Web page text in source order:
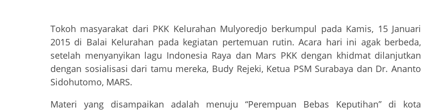
Tokoh masyarakat dari PKK Kelurahan Mulyoredjo berkumpul pada Kamis, 15 Januari
2015 di Balai Kelurahan pada kegiatan pertemuan rutin. Acara hari ini agak berbeda,
setelah menyanyikan lagu Indonesia Raya dan Mars PKK dengan khidmat dilanjutkan
dengan sosialisasi dari tamu mereka, Budy Rejeki, Ketua PSM Surabaya dan Dr. Ananto
Sidohutomo, MARS.
Materi yang disampaikan adalah menuju “Perempuan Bebas Keputihan” di kota